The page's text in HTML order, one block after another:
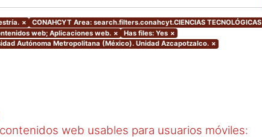
× CONAHCYT Area: search.filters.conahcyt.CIENCIAS TECNOLÓGICAS
web; Aplicaciones web. × Has files: Yes ×
Autónoma Metropolitana (México). Unidad Azcapotzalco. ×
web usables para usuarios móviles: